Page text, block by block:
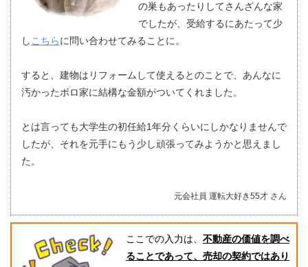
の巣もあったりしてさんざんな家
でしたが、受給するにあたって少
しこちらに問い合わせてみることに。
すると、建物はリフォームして使えるとのことで、あんなに
汚かったボロ家に結構な金額がついてくれました。
とは言っても大学生の初任給1年分くらいにしかなりませんで
したが、それを元手にもう少し頑張ってみようかと思えまし
た。
元会社員 運転大好き55才 さん
ここでの入力は、 不動産の価値を調べ
ることであって、売却の契約ではあり